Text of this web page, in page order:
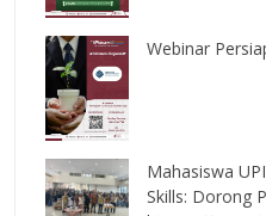
Webinar
Mahasiswa
Skills: Dorong